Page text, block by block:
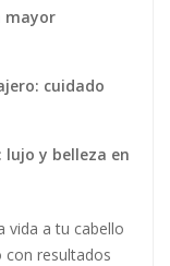
mayor
cuidado
lujo y belleza en
vida a tu cabello
con resultados